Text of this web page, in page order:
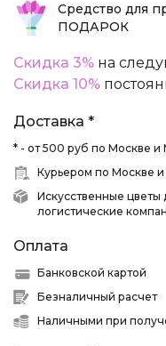
Средство для
ПОДАРОК
Скидка 3% на
Скидка 10%
Доставка *
* - от 500 руб по Москве
Курьером по Москве
Искусственные цветы
логистические
Оплата
Банковской картой
Безналичный расчет
Наличными при